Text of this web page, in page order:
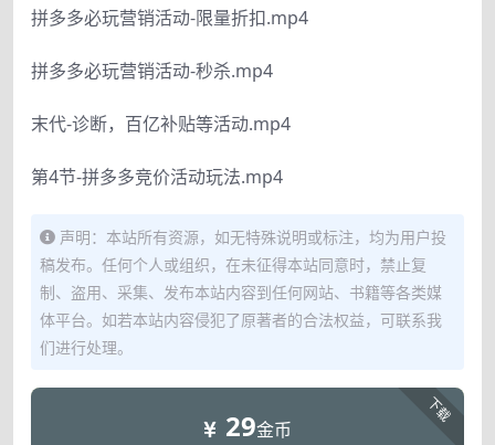
拼多多必玩营销活动-限量折扣.mp4
拼多多必玩营销活动-秒杀.mp4
末代-诊断，百亿补贴等活动.mp4
第4节-拼多多竞价活动玩法.mp4
声明：本站所有资源，如无特殊说明或标注，均为用户投
稿发布。任何个人或组织，在未征得本站同意时，禁止复
制、盗用、采集、发布本站内容到任何网站、书籍等各类媒
体平台。如若本站内容侵犯了原著者的合法权益，可联系我
们进行处理。
下载
29金币